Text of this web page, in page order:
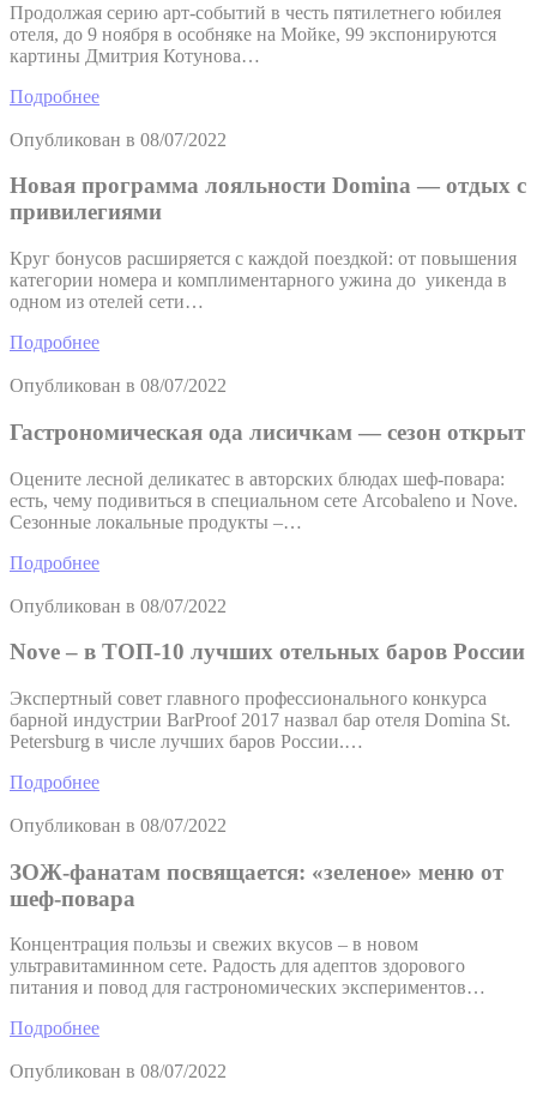
Продолжая серию арт-событий в честь пятилетнего юбилея
отеля, до 9 ноября в особняке на Мойке, 99 экспонируются
картины Дмитрия Котунова…
Подробнее
Опубликован в 08/07/2022
Новая программа лояльности Domina — отдых с
привилегиями
Круг бонусов расширяется с каждой поездкой: от повышения
категории номера и комплиментарного ужина до уикенда в
одном из отелей сети…
Подробнее
Опубликован в 08/07/2022
Гастрономическая ода лисичкам — сезон открыт
Оцените лесной деликатес в авторских блюдах шеф-повара:
есть, чему подивиться в специальном сете Arcobaleno и Nove.
Сезонные локальные продукты –…
Подробнее
Опубликован в 08/07/2022
Nove – в ТОП-10 лучших отельных баров России
Экспертный совет главного профессионального конкурса
барной индустрии BarProof 2017 назвал бар отеля Domina St.
Petersburg в числе лучших баров России.…
Подробнее
Опубликован в 08/07/2022
ЗОЖ-фанатам посвящается: «зеленое» меню от
шеф-повара
Концентрация пользы и свежих вкусов – в новом
ультравитаминном сете. Радость для адептов здорового
питания и повод для гастрономических экспериментов…
Подробнее
Опубликован в 08/07/2022